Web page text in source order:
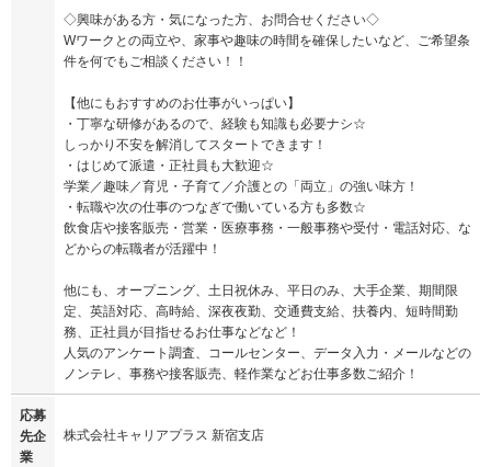
◇興味がある方・気になった方、お問合せください◇
Wワークとの両立や、家事や趣味の時間を確保したいなど、ご希望条
件を何でもご相談ください！！
【他にもおすすめのお仕事がいっぱい】
・丁寧な研修があるので、経験も知識も必要ナシ☆
しっかり不安を解消してスタートできます！
・はじめて派遣・正社員も大歓迎☆
学業／趣味／育児・子育て／介護との「両立」の強い味方！
・転職や次の仕事のつなぎで働いている方も多数☆
飲食店や接客販売・営業・医療事務・一般事務や受付・電話対応、な
どからの転職者が活躍中！
他にも、オープニング、土日祝休み、平日のみ、大手企業、期間限
定、英語対応、高時給、深夜夜勤、交通費支給、扶養内、短時間勤
務、正社員が目指せるお仕事などなど！
人気のアンケート調査、コールセンター、データ入力・メールなどの
ノンテレ、事務や接客販売、軽作業などお仕事多数ご紹介！
応募
先企
業
株式会社キャリアプラス 新宿支店